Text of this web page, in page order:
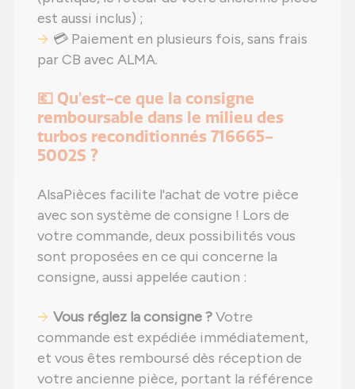
est aussi inclus) ;
💳 Paiement en plusieurs fois, sans frais
par CB avec ALMA.
💶 Qu'est-ce que la consigne
remboursable dans le milieu des
turbos reconditionnés 716665-
5002S ?
AlsaPièces facilite l'achat de votre pièce
avec son système de consigne ! Lors de
votre commande, deux possibilités vous
sont proposées en ce qui concerne la
consigne, aussi appelée caution :
Vous réglez la consigne ?Votre
commande est expédiée immédiatement,
et vous êtes remboursé dès réception de
votre ancienne pièce, portant la référence